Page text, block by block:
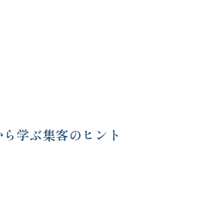
学ぶ集客のヒント